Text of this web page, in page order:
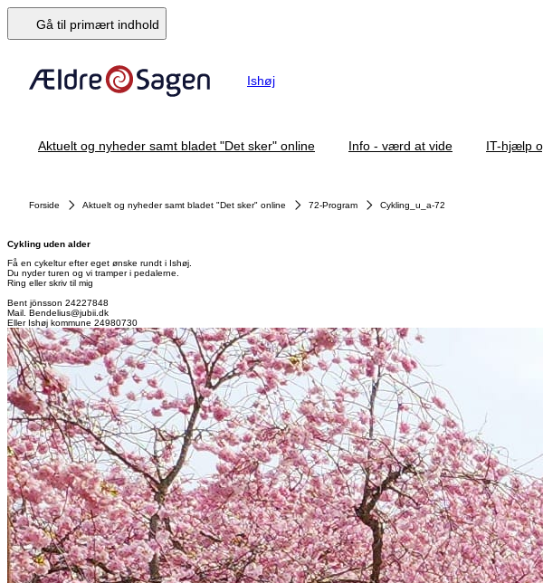
Gå til primært indhold
Ishøj
Aktuelt og nyheder samt bladet "Det sker" online Info - værd at vide IT-hjælp
Forside Aktuelt og nyheder samt bladet "Det sker" online 72-Program Cykling_u_a-72
Cykling uden alder
Få en cykeltur efter eget ønske rundt i Ishøj.
Du nyder turen og vi tramper i pedalerne.
Ring eller skriv til mig
Bent jönsson 24227848
Mail. Bendelius@jubii.dk
Eller Ishøj kommune 24980730